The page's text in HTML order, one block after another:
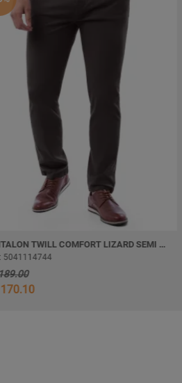
PANTALON TWILL COMFORT LIZARD SEMI PITILLO